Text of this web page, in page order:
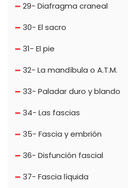
29- Diafragma craneal
30- El sacro
31- El pie
32- La mandíbula o A.T.M.
33- Paladar duro y blando
34- Las fascias
35- Fascia y embrión
36- Disfunción fascial
37- Fascia líquida